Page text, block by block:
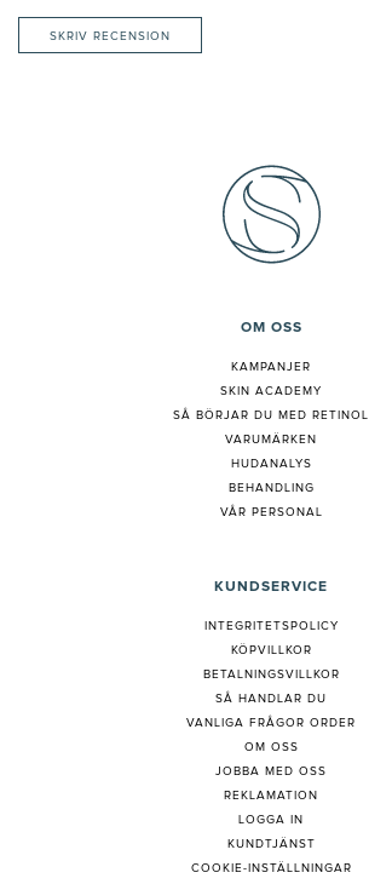
SKRIV RECENSION
OM OSS
KAMPANJER
SKIN ACADEMY
SÅ BÖRJAR DU MED RETINOL
VARUMÄRKEN
HUDANALYS
BEHANDLING
VÅR PERSONAL
KUNDSERVICE
INTEGRITETSPOLICY
KÖPVILLKOR
BETALNINGSVILLKOR
SÅ HANDLAR DU
VANLIGA FRÅGOR ORDER
OM OSS
JOBBA MED OSS
REKLAMATION
LOGGA IN
KUNDTJÄNST
COOKIE-INSTÄLLNINGAR